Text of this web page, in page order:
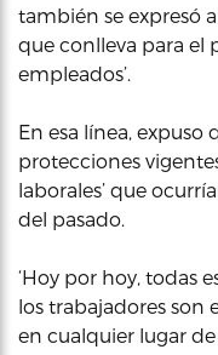
también se expresó a
que conlleva para el
empleados’.
En esa línea,
protecciones
laborales’ que
del pasado.
‘Hoy por hoy, todas
los trabajadores son
en cualquier lugar